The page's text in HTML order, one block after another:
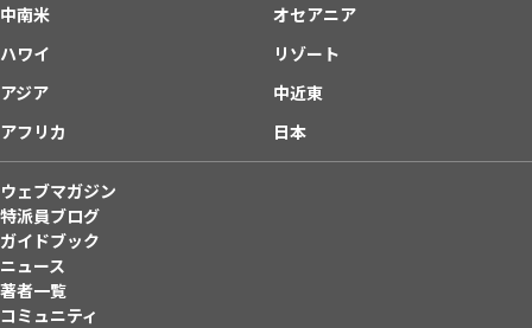
中南米
オセアニア
ハワイ
リゾート
アジア
中近東
アフリカ
日本
ウェブマガジン
特派員ブログ
ガイドブック
ニュース
著者一覧
コミュニティ